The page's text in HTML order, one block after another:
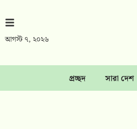
আগস্ট ৭, ২০২৬
প্রচ্ছদ সারা দেশ